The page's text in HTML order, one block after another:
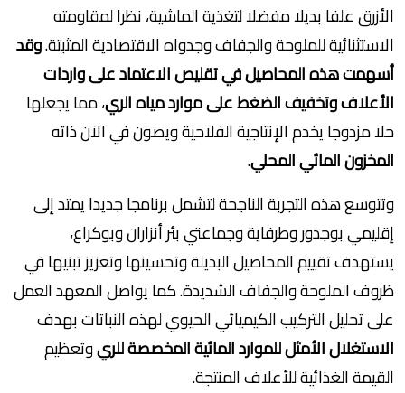
الأزرق علفا بديلا مفضلا لتغذية الماشية، نظرا لمقاومته
الاستثنائية للملوحة والجفاف وجدواه الاقتصادية المثبتة.وقد
أسهمت هذه المحاصيل في تقليص الاعتماد على واردات
الأعلاف وتخفيف الضغط على موارد مياه الري، مما يجعلها
حلا مزدوجا يخدم الإنتاجية الفلاحية ويصون في الآن ذاته
المخزون المائيالمحلي.
وتتوسع هذه التجربة الناجحة لتشمل برنامجا جديدا يمتد إلى
إقليمي بوجدور وطرفاية وجماعتي بئر أنزاران وبوكراع،
يستهدف تقييم المحاصيل البديلة وتحسينها وتعزيز تبنيها في
ظروف الملوحة والجفاف الشديدة. كما يواصل المعهد العمل
على تحليل التركيب الكيميائي الحيوي لهذه النباتات بهدف
الاستغلال الأمثل للموارد المائية المخصصة للريوتعظيم
القيمة الغذائية للأعلاف المنتجة.